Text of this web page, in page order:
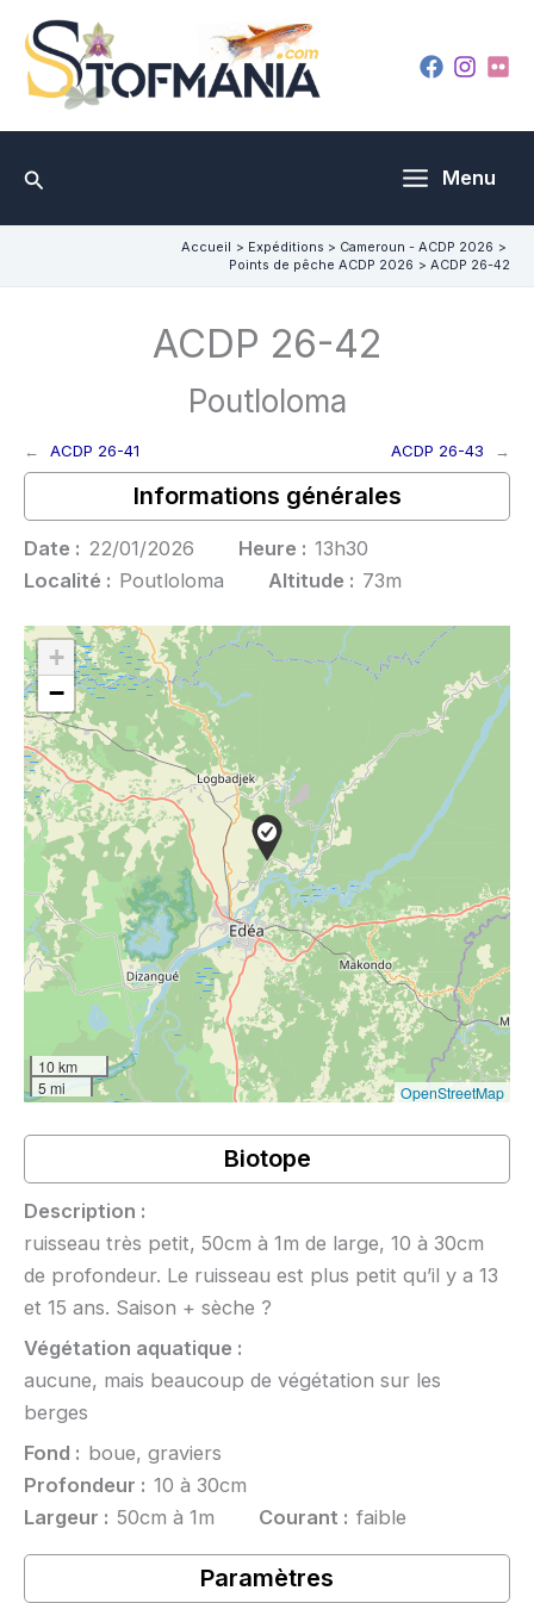
contenu
Rechercher Menu
Accueil Expéditions
Cameroun - ACDP 2026
Points de pêche ACDP 2026
ACDP 26-42
ACDP 26-42
Poutloloma
← ACDP 26-41 ACDP 26-43 →
Informations générales
Date : 22/01/2026 Heure : 13h30
Localité : Poutloloma Altitude : 73m
+
−
10 km
5 mi
OpenStreetMap
Biotope
Description :
ruisseau très petit, 50cm à 1m de large, 10 à 30cm
de profondeur. Le ruisseau est plus petit qu’il y a 13
et 15 ans. Saison + sèche ?
Végétation aquatique :
aucune, mais beaucoup de végétation sur les
berges
Fond : boue, graviers
Profondeur : 10 à 30cm
Largeur : 50cm à 1m Courant : faible
Paramètres